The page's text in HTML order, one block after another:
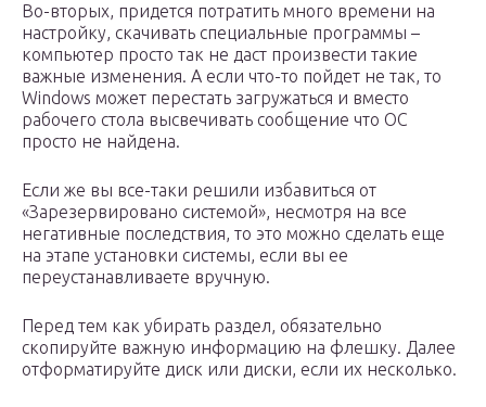
Во-вторых, придется потратить много времени на
настройку, скачивать специальные программы –
компьютер просто так не даст произвести такие
важные изменения. А если что-то пойдет не так, то
Windows может перестать загружаться и вместо
рабочего стола высвечивать сообщение что ОС
просто не найдена.
Если же вы все-таки решили избавиться от
«Зарезервировано системой», несмотря на все
негативные последствия, то это можно сделать еще
на этапе установки системы, если вы ее
переустанавливаете вручную.
Перед тем как убирать раздел, обязательно
скопируйте важную информацию на флешку. Далее
отформатируйте диск или диски, если их несколько.